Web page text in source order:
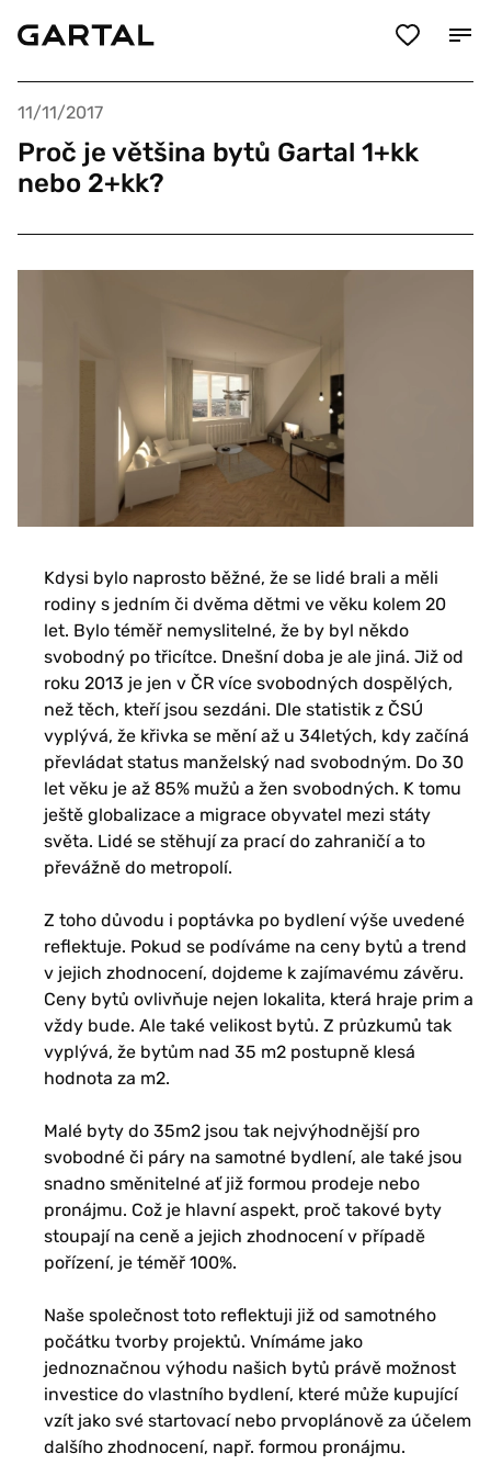
11/11/2017
Proč je většina bytů Gartal 1+kk
nebo 2+kk?
Kdysi bylo naprosto běžné, že se lidé brali a měli
rodiny s jedním či dvěma dětmi ve věku kolem 20
let. Bylo téměř nemyslitelné, že by byl někdo
svobodný po třicítce. Dnešní doba je ale jiná. Již od
roku 2013 je jen v ČR více svobodných dospělých,
než těch, kteří jsou sezdáni. Dle statistik z ČSÚ
vyplývá, že křivka se mění až u 34letých, kdy začíná
převládat status manželský nad svobodným. Do 30
let věku je až 85% mužů a žen svobodných. K tomu
ještě globalizace a migrace obyvatel mezi státy
světa. Lidé se stěhují za prací do zahraničí a to
převážně do metropolí.
Z toho důvodu i poptávka po bydlení výše uvedené
reflektuje. Pokud se podíváme na ceny bytů a trend
v jejich zhodnocení, dojdeme k zajímavému závěru.
Ceny bytů ovlivňuje nejen lokalita, která hraje prim a
vždy bude. Ale také velikost bytů. Z průzkumů tak
vyplývá, že bytům nad 35 m2 postupně klesá
hodnota za m2.
Malé byty do 35m2 jsou tak nejvýhodnější pro
svobodné či páry na samotné bydlení, ale také jsou
snadno směnitelné ať již formou prodeje nebo
pronájmu. Což je hlavní aspekt, proč takové byty
stoupají na ceně a jejich zhodnocení v případě
pořízení, je téměř 100%.
Naše společnost toto reflektuji již od samotného
počátku tvorby projektů. Vnímáme jako
jednoznačnou výhodu našich bytů právě možnost
investice do vlastního bydlení, které může kupující
vzít jako své startovací nebo prvoplánově za účelem
dalšího zhodnocení, např. formou pronájmu.